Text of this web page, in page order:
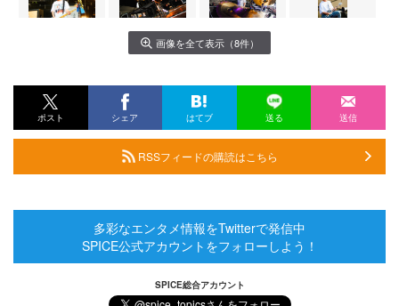
画像を全て表示（8件）
ポスト シェア はてブ 送る 送信
RSSフィードの購読はこちら
多彩なエンタメ情報をTwitterで発信中
SPICE公式アカウントをフォローしよう！
SPICE総合アカウント